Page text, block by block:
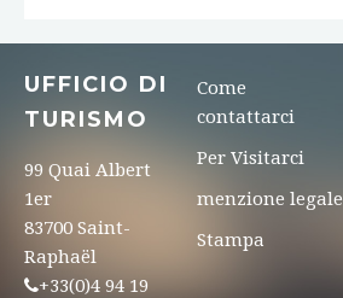
UFFICIO DI
TURISMO
99 Quai Albert
1er
83700 Saint-
Raphaël
+33(0)4 94 19
Come
contattarci
Per Visitarci
menzione legale
Stampa